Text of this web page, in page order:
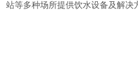
站等多种场所提供饮水设备及解决